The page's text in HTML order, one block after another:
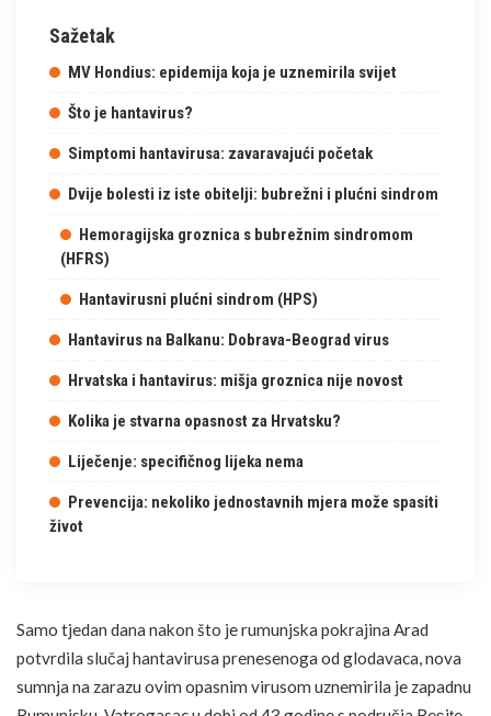
Sažetak
MV Hondius: epidemija koja je uznemirila svijet
Što je hantavirus?
Simptomi hantavirusa: zavaravajući početak
Dvije bolesti iz iste obitelji: bubrežni i plućni sindrom
Hemoragijska groznica s bubrežnim sindromom
(HFRS)
Hantavirusni plućni sindrom (HPS)
Hantavirus na Balkanu: Dobrava-Beograd virus
Hrvatska i hantavirus: mišja groznica nije novost
Kolika je stvarna opasnost za Hrvatsku?
Liječenje: specifičnog lijeka nema
Prevencija: nekoliko jednostavnih mjera može spasiti
život
Samo tjedan dana nakon što je rumunjska pokrajina Arad
potvrdila slučaj hantavirusa prenesenoga od glodavaca, nova
sumnja na zarazu ovim opasnim virusom uznemirila je zapadnu